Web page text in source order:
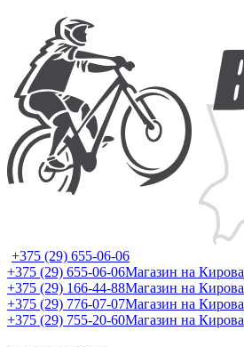
+375 (29) 655-06-06
+375 (29) 655-06-06Магазин на Кирова
+375 (29) 166-44-88Магазин на Кирова
+375 (29) 776-07-07Магазин на Кирова
+375 (29) 755-20-60Магазин на Кирова